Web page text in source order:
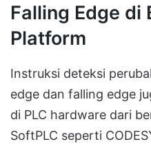
Falling Edge di
Platform
Instruksi deteksi
edge dan falling edge
di PLC hardware dari
SoftPLC seperti